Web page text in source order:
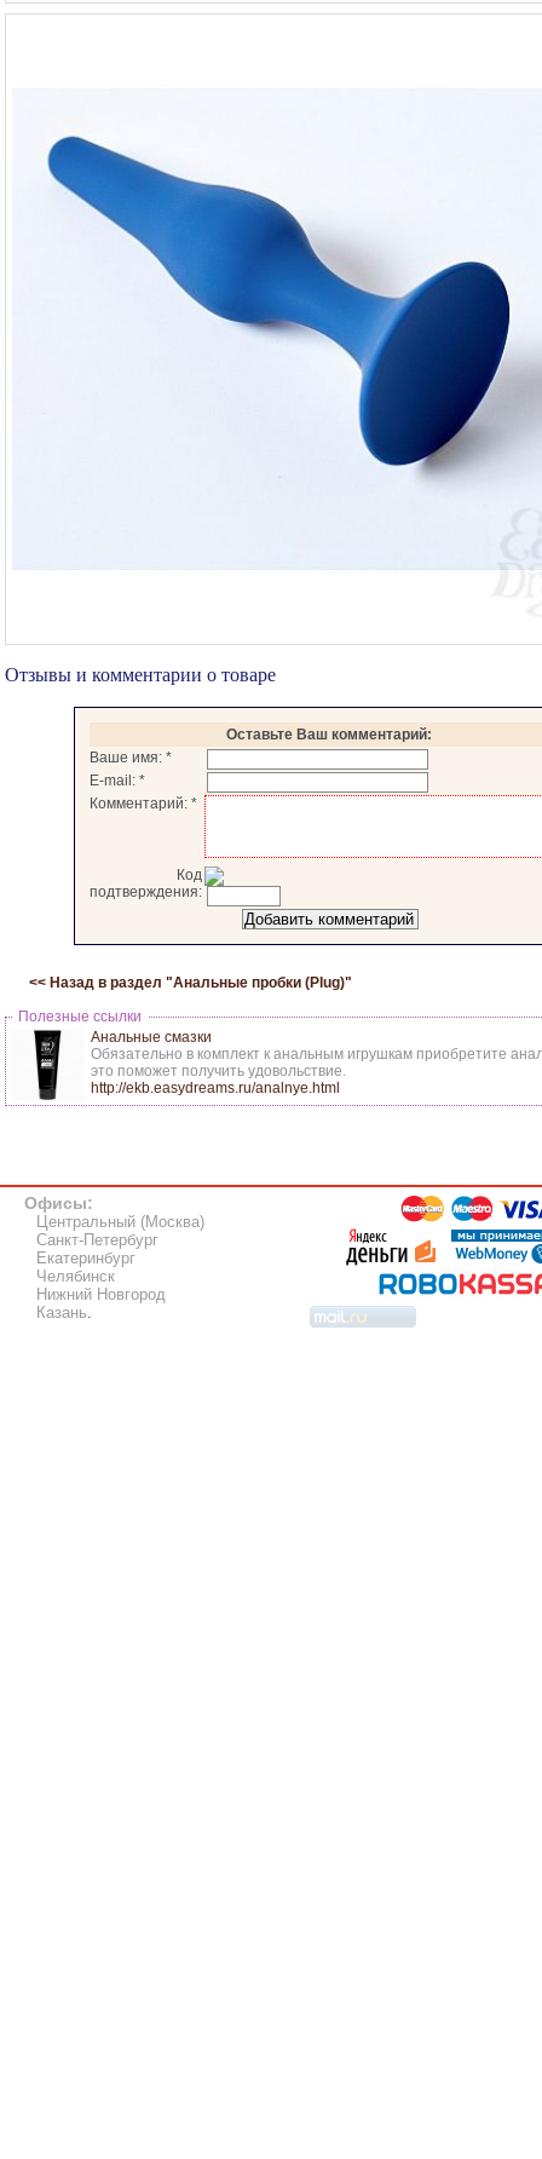
Отзывы и комментарии о товаре
Оставьте Ваш комментарий:
Ваше имя: *
E-mail: *
Комментарий: *
Код
подтверждения:
<< Назад в раздел "Анальные пробки (Plug)"
Полезные ссылки
Анальные смазки
Обязательно в комплект к анальным игрушкам приобретите
это поможет получить удовольствие.
http://ekb.easydreams.ru/analnye.html
Офисы:
Центральный (Москва)
Санкт-Петербург
Екатеринбург
Челябинск
Нижний Новгород
Казань.